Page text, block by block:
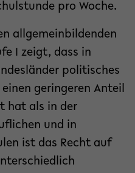
pro Woche.
allgemeinbildenden
I zeigt, dass in
politisches
geringeren Anteil
hat als in der
und in
ist das Recht auf